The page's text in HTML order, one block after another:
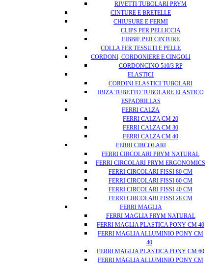
RIVETTI TUBOLARI PRYM
CINTURE E BRETELLE
CHIUSURE E FERMI
CLIPS PER PELLICCIA
FIBBIE PER CINTURE
COLLA PER TESSUTI E PELLE
CORDONI, CORDONIERE E CINGOLI
CORDONCINO 510/3 RP
ELASTICI
CORDINI ELASTICI TUBOLARI
IBIZA TUBETTO TUBOLARE ELASTICO
ESPADRILLAS
FERRI CALZA
FERRI CALZA CM 20
FERRI CALZA CM 30
FERRI CALZA CM 40
FERRI CIRCOLARI
FERRI CIRCOLARI PRYM NATURAL
FERRI CIRCOLARI PRYM ERGONOMICS
FERRI CIRCOLARI FISSI 80 CM
FERRI CIRCOLARI FISSI 60 CM
FERRI CIRCOLARI FISSI 40 CM
FERRI CIRCOLARI FISSI 28 CM
FERRI MAGLIA
FERRI MAGLIA PRYM NATURAL
FERRI MAGLIA PLASTICA PONY CM 40
FERRI MAGLIA ALLUMINIO PONY CM
40
FERRI MAGLIA PLASTICA PONY CM 60
FERRI MAGLIA ALLUMINIO PONY CM